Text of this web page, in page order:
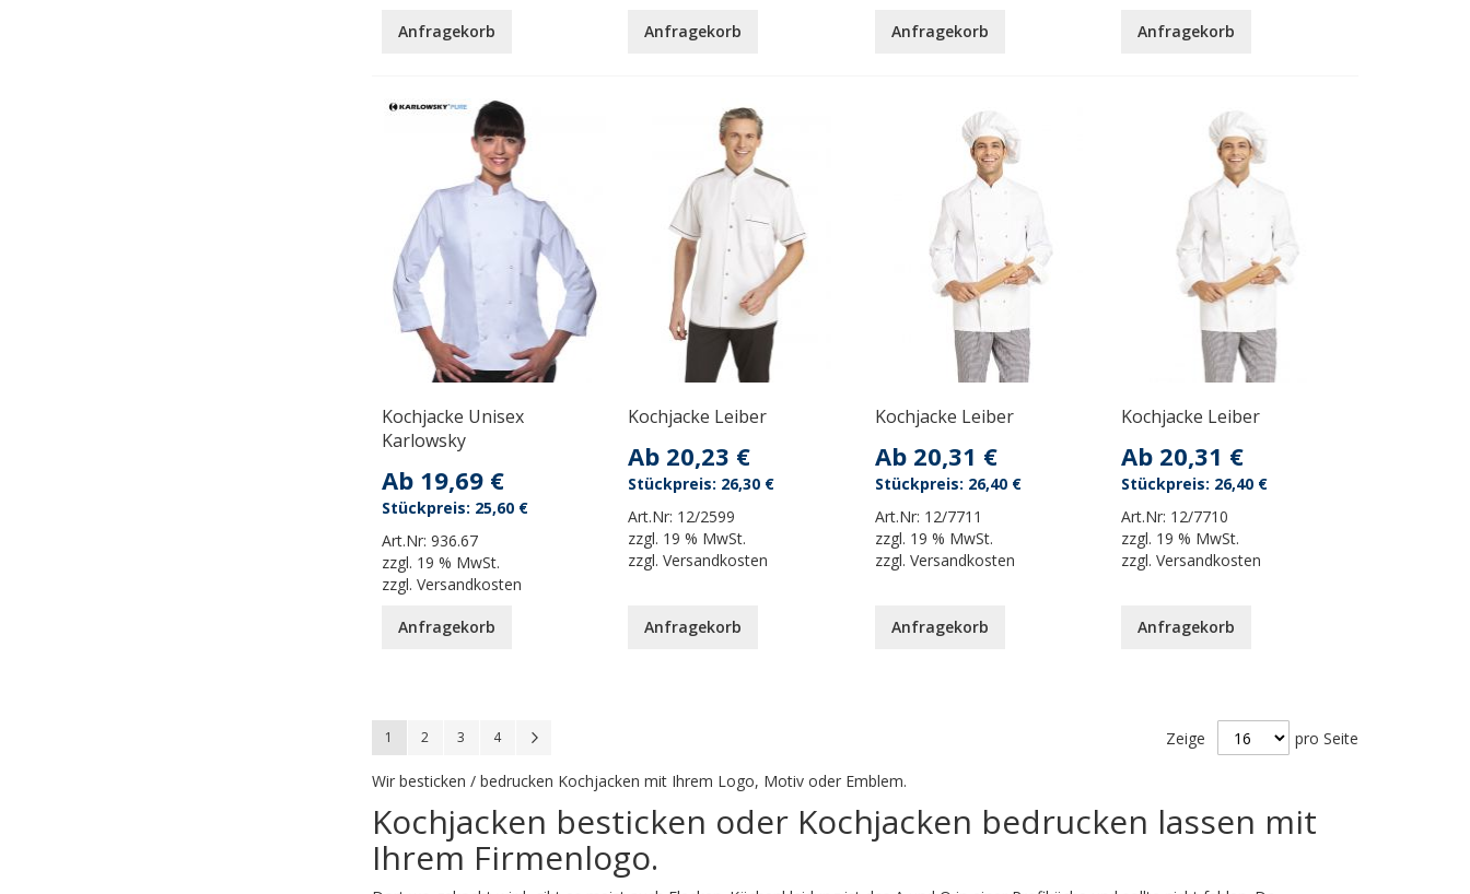
Anfragekorb Anfragekorb Anfragekorb Anfragekorb
Kochjacke Unisex
Karlowsky
Ab 19,69 €
Art.Nr: 936.67
zzgl. 19 % MwSt.
zzgl. Versandkosten
25,60 €
Anfragekorb
Kochjacke Leiber
Ab 20,23 €
Art.Nr: 12/2599
zzgl. 19 % MwSt.
zzgl.Versandkosten
26,30 €
Anfragekorb
Kochjacke Leiber
Ab 20,31 €
Art.Nr: 12/7711
zzgl. 19 % MwSt.
zzgl. Versandkosten
26,40 €
Anfragekorb
Kochjacke Leiber
Ab 20,31 €
Art.Nr: 12/7710
zzgl. 19 % MwSt.
zzgl.Versandkosten
26,40 €
Anfragekorb
Seite
You're currently reading page
1 Seite
2 Seite
3 Seite
4 Zeige pro Seite
Wir besticken / bedrucken Kochjacken mit Ihrem Logo, Motiv oder Emblem.
Kochjacken besticken oder Kochjacken bedrucken lassen mit
Ihrem Firmenlogo.